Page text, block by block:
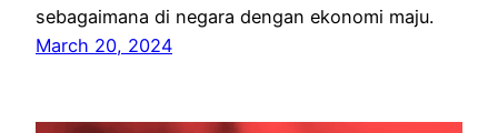
sebagaimana di negara dengan ekonomi maju.
March 20, 2024